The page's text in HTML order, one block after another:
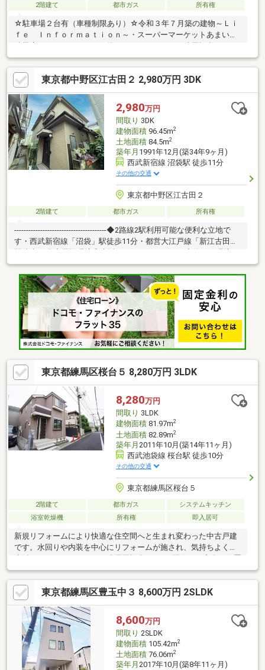
2階建て 都市ガス 所有権
☆駐車場２台有（車種制限あり）☆令和３年７月築の建物～Ｌｉ
ｆｅ Ｉｎｆｏｒｍａｔｉｏｎ～・スーパーマーケットあまいけ
店・・・・・・・・約３００ｍ・練馬区立開進第二小学
校・・・・・・約３４０ｍ・練馬区立開進第三中学校・・・・・
約８４０ｍ・練馬区立高稲荷公園・・・・・・約４２０ｍ
東京都中野区江古田２ 2,980万円 3DK
2,980万円
間取り 3DK
建物面積96.45m2
土地面積84.5m2
築年月 1991年12月(築34年9ヶ月)
西武新宿線 沼袋駅 徒歩11分
その他の交通
東京都中野区江古田２
2階建て 都市ガス 所有権
---------------------------------------◆2路線2駅利用可能な便利な立地で
す・西武新宿線「沼袋」駅徒歩11分・都営大江戸線「新江古田」
庭付き戸建て♪～リフォームプランも無料で承ります(^^)/～
お気軽にご相談ください→詳しくは担当まで！■内見予約■見学予
約ボタンまたはフリーダイヤルまで(^^)/ ■資料のご請求■【資料
請求ボタン(無料）】フリーダイヤル 【0120-97-3903】ご質問・ご
相談もお気軽にどうぞ☆■その他物件も多数ご紹介中■リビングコ
ンシェルのHPでCheck！https://www.living-concier.co.jp/
東京都練馬区桜台５ 8,280万円 3LDK
8,280万円
間取り 3LDK
建物面積81.97m2
土地面積82.89m2
築年月 2011年10月(築14年11ヶ月)
西武池袋線 桜台駅 徒歩10分
その他の交通
東京都練馬区桜台５
2階建て 都市ガス
システムキッチン
浴室乾燥機
所有権 即入居可
新規リフォームにより快適な住空間へと生まれ変わった中古戸建
です。水回りや内装を中心にリフォームが施され、気持ちよく新
し、落ち着いた住環境を兼ね備えた立地が魅力です。徒歩圏内に
はスーパーやコンビニ、公園、小・中学校が揃い、毎日の買い物
や子育てにも便利。近隣の公園では四季の移ろいを感じながら散
歩やジョギングを楽しめるなど、住環境の良さも魅力の一つで
す。都心へのアクセスも良好で、通勤・通学にも便利なロケーシ
ョン。リフォーム済みならではの快適さを享受できる住まいで
す。実際の陽当たりや室内の開放感、周辺環境の良さをぜひ現地
にてご体感ください。
東京都練馬区豊玉中３ 8,600万円 2SLDK
8,600万円
間取り 2SLDK
建物面積105.42m2
土地面積76.06m2
築年月 2017年10月(築8年11ヶ月)